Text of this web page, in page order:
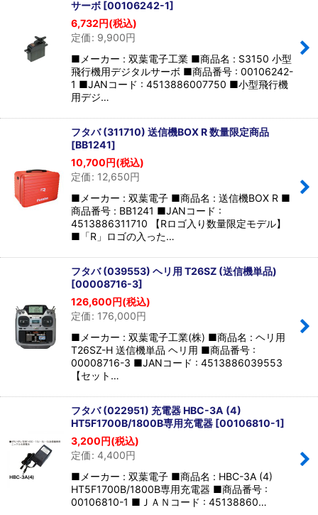
サーボ [00106242-1]
6,732円(税込)
定価: 9,900円
■メーカー : 双葉電子工業 ■商品名 : S3150 小型
飛行機用デジタルサーボ ■商品番号 : 00106242-
1 ■JANコード : 4513886007750 ■小型飛行機
用デジ…
フタバ (311710) 送信機BOX R 数量限定商品
[BB1241]
10,700円(税込)
定価: 12,650円
■メーカー : 双葉電子 ■商品名 : 送信機BOX R ■
商品番号 : BB1241 ■JANコード :
4513886311710 【Rロゴ入り数量限定モデル】
■「R」ロゴの入った…
フタバ (039553) ヘリ用 T26SZ (送信機単品)
[00008716-3]
126,600円(税込)
定価: 176,000円
■メーカー : 双葉電子工業(株) ■商品名 : ヘリ用
T26SZ-H 送信機単品 ヘリ用 ■商品番号 :
00008716-3 ■JANコード : 4513886039553
【セット…
フタバ (022951) 充電器 HBC-3A (4)
HT5F1700B/1800B専用充電器 [00106810-1]
3,200円(税込)
定価: 4,400円
■メーカー : 双葉電子 ■商品名 : HBC-3A (4)
HT5F1700B/1800B専用充電器 ■商品番号 :
00106810-1 ■ＪＡＮコード : 45138860…